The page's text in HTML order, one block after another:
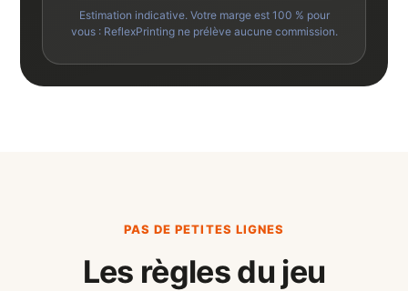
Estimation indicative. Votre marge est 100 % pour
vous : ReflexPrinting ne prélève aucune commission.
PAS DE PETITES LIGNES
Les règles du jeu